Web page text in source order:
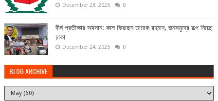
December 28, 2025 0
দীর্ঘ প্রতীক্ষার অবসান: কাল ফিরছেন তারেক রহমান, জনসমুদ্রে রূপ নিচ্ছে
ঢাকা
December 24, 2025 0
BLOG ARCHIVE